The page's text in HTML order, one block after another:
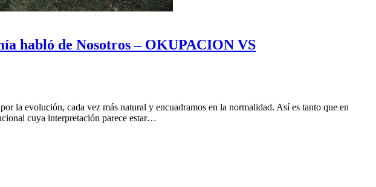
habló de Nosotros – OKUPACION VS
la evolución, cada vez más natural y encuadramos en la normalidad. Así es tanto que en
cuya interpretación parece estar…